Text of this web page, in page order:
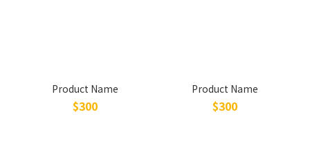
Product Name
$300
Product Name
$300